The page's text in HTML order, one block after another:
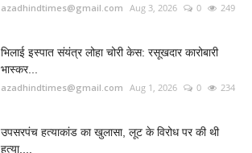
azadhindtimes@gmail.com Aug 3, 2026 0 249
भिलाई इस्पात संयंत्र लोहा चोरी केस: रसूखदार कारोबारी
भास्कर...
azadhindtimes@gmail.com Aug 1, 2026 0 234
उपसरपंच हत्याकांड का खुलासा, लूट के विरोध पर की थी
हत्या,...